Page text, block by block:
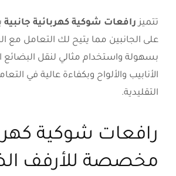
تتميز رافعات شوكية كهربائية جانبية
على الجانبين مما يتيح لك التعامل مع
بسهولة واستخدام مثالي لنقل البضائع
الأنابيب والألواح وبكفاءة عالية في
التقليدية.
رافعات شوكية
مخصصة للأرفف